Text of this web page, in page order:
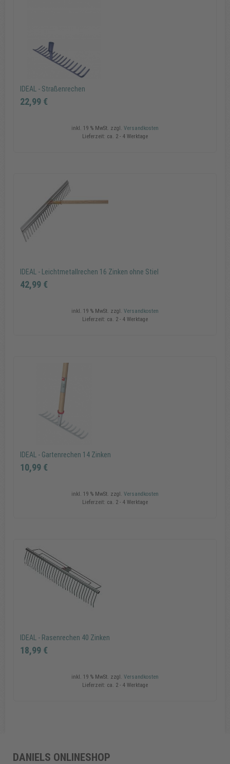
IDEAL - Straßenrechen
22,99 €
IDEAL - Straßenrechen
22,99 €
inkl. 19 % MwSt. zzgl. Versandkosten
Lieferzeit: ca. 2 - 4 Werktage
IDEAL - Leichtmetallrechen 16 Zinken ohne Stiel
42,99 €
IDEAL - Leichtmetallrechen 16 Zinken ohne Stiel
inkl. 19 % MwSt. zzgl. Versandkosten
Lieferzeit: ca. 2 - 4 Werktage
IDEAL - Gartenrechen 14 Zinken
10,99 €
IDEAL - Gartenrechen 14 Zinken
10,99 €
In den Warenkorb
inkl. 19 % MwSt. zzgl. Versandkosten
Lieferzeit: ca. 2 - 4 Werktage
IDEAL - Rasenrechen 40 Zinken
18,99 €
18,99 €
inkl. 19 % MwSt. zzgl. Versandkosten
Lieferzeit: ca. 2 - 4 Werktage
DANIELS ONLINESHOP